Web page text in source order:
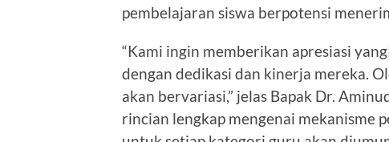
pembelajaran siswa berpotensi
“Kami ingin memberikan apresiasi
dengan dedikasi dan kinerja mereka.
akan bervariasi,” jelas Bapak Dr.
rincian lengkap mengenai mekanisme